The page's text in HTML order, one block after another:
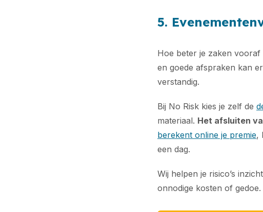
5.
Hoe beter je zaken
en goede afspraken kan
verstandig.
Bij No Risk kies je zelf de
materiaal. Het afsluiten
berekent online je premie,
een dag.
Wij helpen je risico’s
onnodige kosten of